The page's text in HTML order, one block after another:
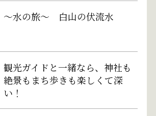
～水の旅～ 白山の伏流水
観光ガイドと一緒なら、神社も
絶景もまち歩きも楽しくて深
い！